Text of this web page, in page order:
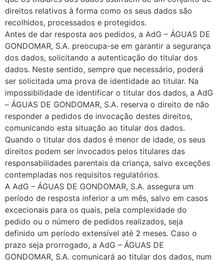
direitos relativos à forma como os seus dados são
recolhidos, processados e protegidos.
Antes de dar resposta aos pedidos, a AdG – ÁGUAS DE
GONDOMAR, S.A. preocupa-se em garantir a segurança
dos dados, solicitando a autenticação do titular dos
dados. Neste sentido, sempre que necessário, poderá
ser solicitada uma prova de identidade ao titular. Na
impossibilidade de identificar o titular dos dados, a AdG
– ÁGUAS DE GONDOMAR, S.A. reserva o direito de não
responder a pedidos de invocação destes direitos,
comunicando esta situação ao titular dos dados.
Quando o titular dos dados é menor de idade, os seus
direitos podem ser invocados pelos titulares das
responsabilidades parentais da criança, salvo exceções
contempladas nos requisitos regulatórios.
A AdG – ÁGUAS DE GONDOMAR, S.A. assegura um
período de resposta inferior a um mês, salvo em casos
excecionais para os quais, pela complexidade do
pedido ou o número de pedidos realizados, seja
definido um período extensível até 2 meses. Caso o
prazo seja prorrogado, a AdG – ÁGUAS DE
GONDOMAR, S.A. comunicará ao titular dos dados, num